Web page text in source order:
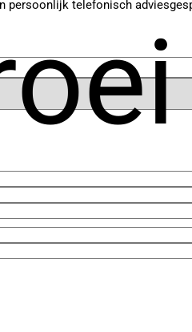
persoonlijk telefonisch